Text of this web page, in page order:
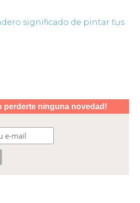
significado de pintar tus